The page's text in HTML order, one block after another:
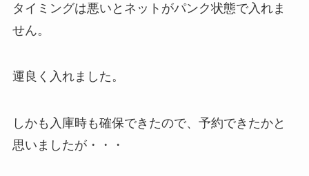
タイミングは悪いとネットがパンク状態で入れま
せん。
運良く入れました。
しかも入庫時も確保できたので、予約できたかと
思いましたが・・・